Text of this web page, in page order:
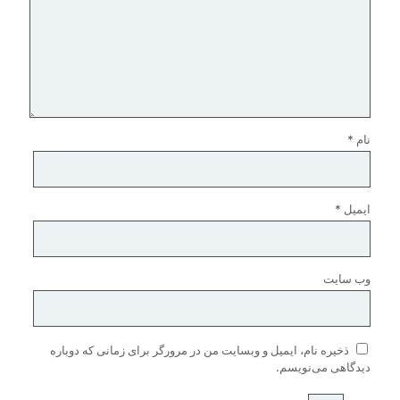
نام *
ایمیل *
وب‌ سایت
ذخیره نام، ایمیل و وبسایت من در مرورگر برای زمانی که دوباره
دیدگاهی می‌نویسم.